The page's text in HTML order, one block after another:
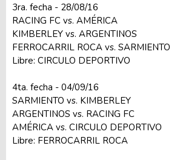
3ra. fecha - 28/08/16
RACING FC vs. AMÉRICA
KIMBERLEY vs. ARGENTINOS
FERROCARRIL ROCA vs. SARMIENTO
Libre: CIRCULO DEPORTIVO
4ta. fecha - 04/09/16
SARMIENTO vs. KIMBERLEY
ARGENTINOS vs. RACING FC
AMÉRICA vs. CIRCULO DEPORTIVO
Libre: FERROCARRIL ROCA